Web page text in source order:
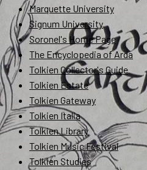
Marquette University
Signum University
Soronel's Home Page
The Encyclopedia of Arda
Tolkien Collector's Guide
Tolkien Estate
Tolkien Gateway
Tolkien Italia
Tolkien Library
Tolkien Music Festival
Tolkien Studies